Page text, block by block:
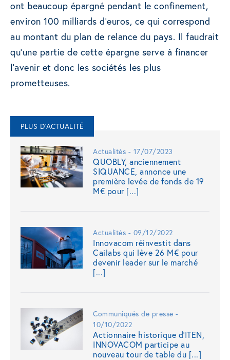
ont beaucoup épargné pendant le confinement,
environ 100 milliards d’euros, ce qui correspond
au montant du plan de relance du pays. Il faudrait
qu’une partie de cette épargne serve à financer
l’avenir et donc les sociétés les plus
prometteuses.
PLUS D'ACTUALITÉ
Actualités - 17/07/2023
QUOBLY, anciennement
SIQUANCE, annonce une
première levée de fonds de 19
M€ pour [...]
Actualités - 09/12/2022
Innovacom réinvestit dans
Cailabs qui lève 26 M€ pour
devenir leader sur le marché
[...]
Communiqués de presse -
10/10/2022
Actionnaire historique d’ITEN,
INNOVACOM participe au
nouveau tour de table du [...]